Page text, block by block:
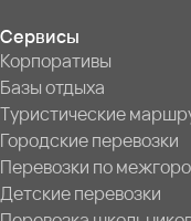
Сервисы
Корпоративы
Базы отдыха
Туристические
Городские перевозки
Перевозки по
Детские перевозки